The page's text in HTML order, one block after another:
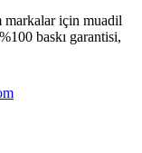
markalar için muadil
baskı garantisi,